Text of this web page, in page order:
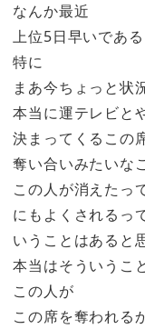
なんか最近
上位5日早いであ
特に
まあ今ちょっと状
本当に運テレビと
決まってくるこの
奪い合いみたいな
この人が消えたっ
にもよくされるっ
いうことはあると
本当はそういうこ
この人が
この席を奪われる